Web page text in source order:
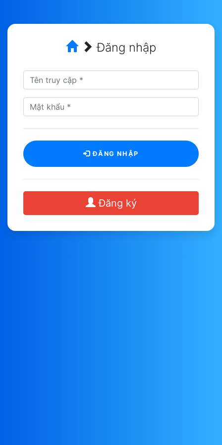
Đăng nhập
ĐĂNG NHẬP
Đăng ký